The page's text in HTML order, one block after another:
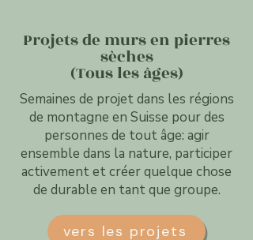
Projets de murs en pierres
sèches
(Tous les âges)
Semaines de projet dans les régions
de montagne en Suisse pour des
personnes de tout âge: agir
ensemble dans la nature, participer
activement et créer quelque chose
de durable en tant que groupe.
vers les projets